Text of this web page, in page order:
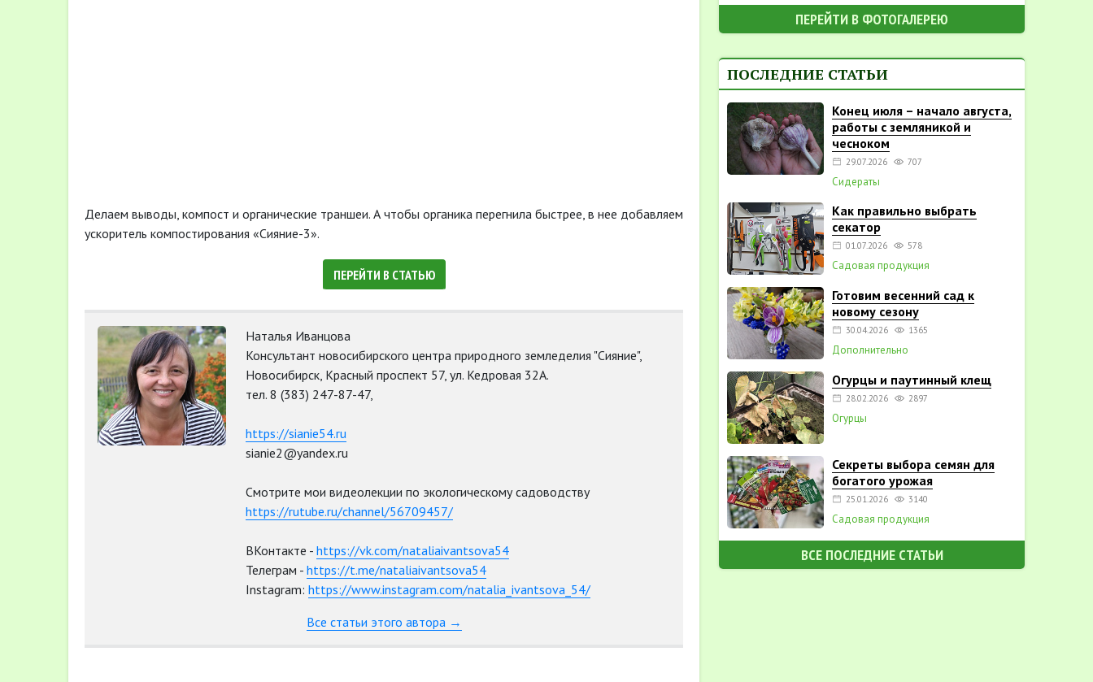
Делаем выводы, компост и органические траншеи. А чтобы органика перегнила быстрее, в нее добавляем
ускоритель компостирования «Сияние-3».
ПЕРЕЙТИ В СТАТЬЮ
Наталья Иванцова
Консультант новосибирского центра природного земледелия "Сияние",
Новосибирск, Красный проспект 57, ул. Кедровая 32А.
тел. 8 (383) 247-87-47,
https://sianie54.ru
sianie2@yandex.ru
Смотрите мои видеолекции по экологическому садоводству
https://rutube.ru/channel/56709457/
ВКонтакте - https://vk.com/nataliaivantsova54
Телеграм - https://t.me/nataliaivantsova54
Instagram: https://www.instagram.com/natalia_ivantsova_54/
Все статьи этого автора →
ПЕРЕЙТИ В ФОТОГАЛЕРЕЮ
ПОСЛЕДНИЕ СТАТЬИ
Конец июля – начало августа,
работы с земляникой и
чесноком
29.07.2026 707
Сидераты
Как правильно выбрать
секатор
01.07.2026 578
Садовая продукция
Готовим весенний сад к
новому сезону
30.04.2026 1365
Дополнительно
Огурцы и паутинный клещ
28.02.2026 2897
Огурцы
Секреты выбора семян для
богатого урожая
25.01.2026 3140
Садовая продукция
ВСЕ ПОСЛЕДНИЕ СТАТЬИ